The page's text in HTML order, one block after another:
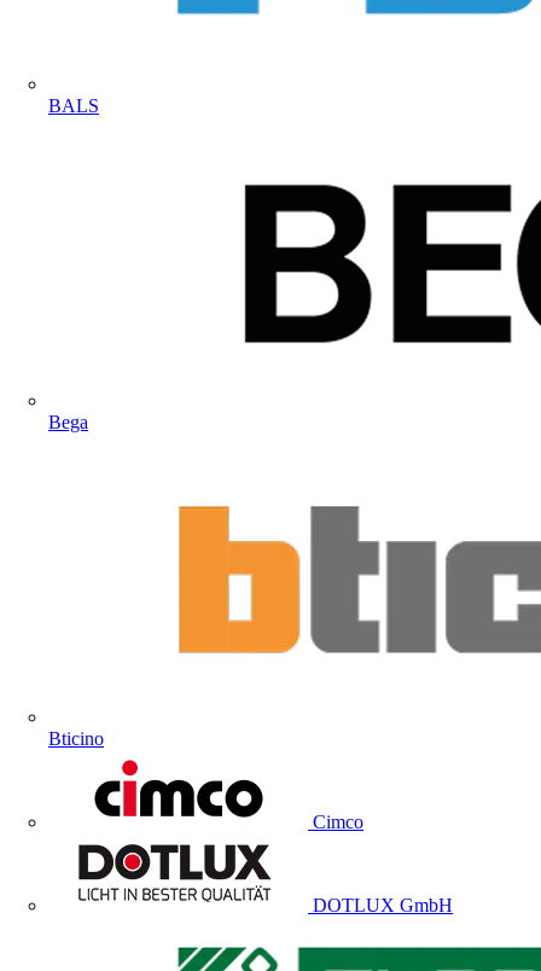
BALS
Bega
Bticino
Cimco
DOTLUX GmbH